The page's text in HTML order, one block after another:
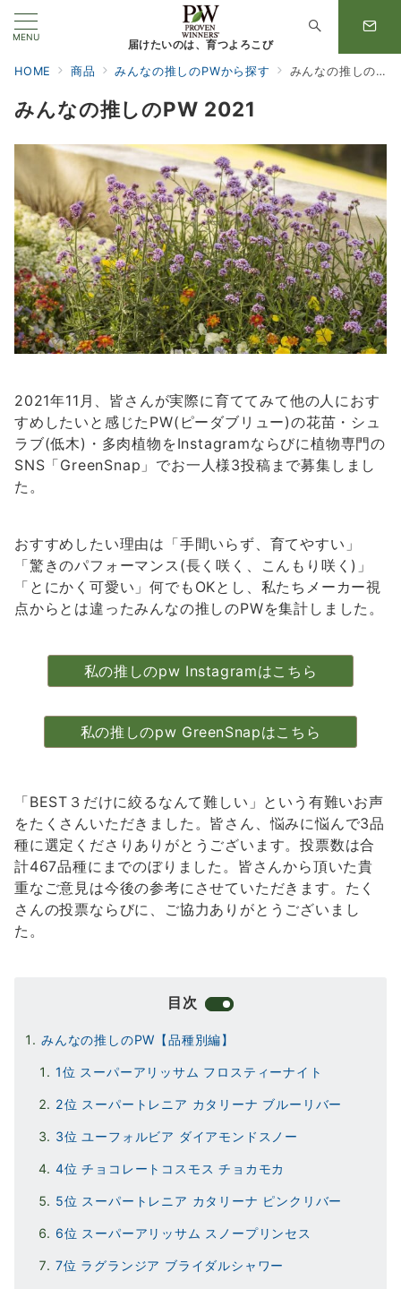
MENU
届けたいのは、育つよろこび
HOME 商品 みんなの推しのPWから探す みんなの推しのPW 2021
みんなの推しのPW 2021
2021年11月、皆さんが実際に育ててみて他の人におす
すめしたいと感じたPW(ピーダブリュー)の花苗・シュ
ラブ(低木)・多肉植物をInstagramならびに植物専門の
SNS「GreenSnap」でお一人様3投稿まで募集しまし
た。
おすすめしたい理由は「手間いらず、育てやすい」
「驚きのパフォーマンス(長く咲く、こんもり咲く)」
「とにかく可愛い」何でもOKとし、私たちメーカー視
点からとは違ったみんなの推しのPWを集計しました。
私の推しのpw Instagramはこちら
私の推しのpw GreenSnapはこちら
「BEST３だけに絞るなんて難しい」という有難いお声
をたくさんいただきました。皆さん、悩みに悩んで3品
種に選定くださりありがとうございます。投票数は合
計467品種にまでのぼりました。皆さんから頂いた貴
重なご意見は今後の参考にさせていただきます。たく
さんの投票ならびに、ご協力ありがとうございまし
た。
目次
みんなの推しのPW【品種別編】
1位 スーパーアリッサム フロスティーナイト
2位 スーパートレニア カタリーナ ブルーリバー
3位 ユーフォルビア ダイアモンドスノー
4位 チョコレートコスモス チョカモカ
5位 スーパートレニア カタリーナ ピンクリバー
6位 スーパーアリッサム スノープリンセス
7位 ラグランジア ブライダルシャワー